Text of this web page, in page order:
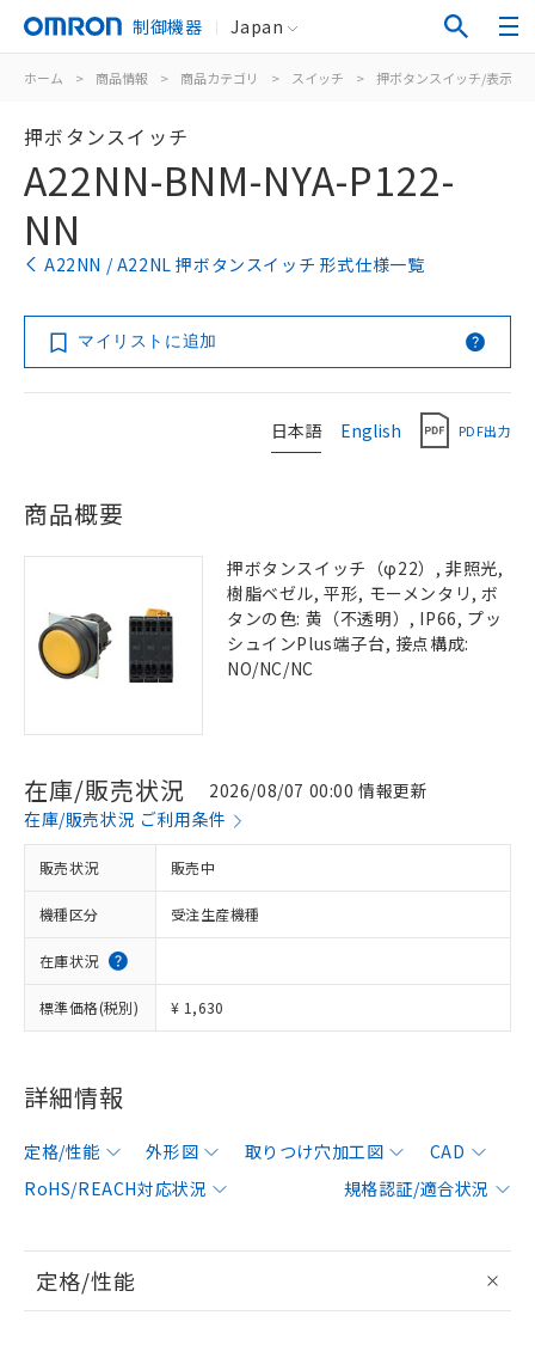
制御機器 Japan
ホーム > 商品情報 > 商品カテゴリ > スイッチ > 押ボタンスイッチ/表示灯
押ボタンスイッチ
A22NN-BNM-NYA-P122-
NN
A22NN / A22NL 押ボタンスイッチ 形式仕様一覧
マイリストに追加
日本語 English PDF出力
商品概要
押ボタンスイッチ（φ22）, 非照光,
樹脂ベゼル, 平形, モーメンタリ, ボ
タンの色: 黄（不透明）, IP66, プッ
シュインPlus端子台, 接点構成:
NO/NC/NC
在庫/販売状況
2026/08/07 00:00 情報更新
在庫/販売状況 ご利用条件
販売状況 販売中
機種区分 受注生産機種
在庫状況
標準価格(税別) ¥ 1,630
詳細情報
定格/性能 外形図 取りつけ穴加工図
CAD
RoHS/REACH対応状況
規格認証/適合状況
定格/性能